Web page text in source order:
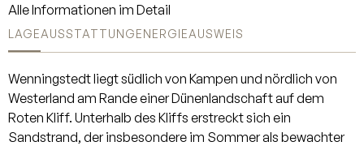
Alle Informationen im Detail
LAGEAUSSTATTUNGENERGIEAUSWEIS
Wenningstedt liegt südlich von Kampen und nördlich von
Westerland am Rande einer Dünenlandschaft auf dem
Roten Kliff. Unterhalb des Kliffs erstreckt sich ein
Sandstrand, der insbesondere im Sommer als bewachter